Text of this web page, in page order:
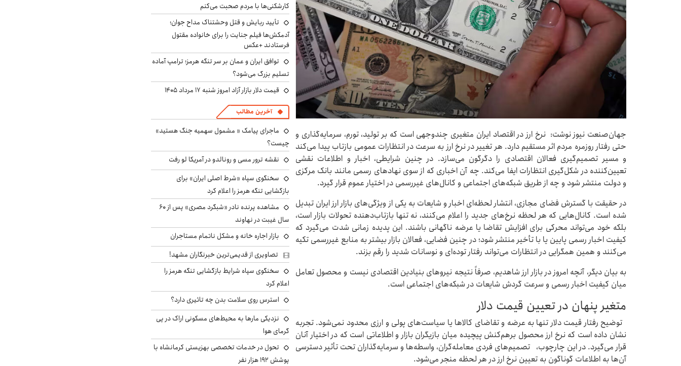
جهان‌صنعت نیوز نوشت: نرخ ارز در اقتصاد ایران متغیری چندوجهی است که بر تولید، تورم، سرمایه‌گذاری و
حتی رفتار روزمره مردم اثر مستقیم دارد. هر تغییر در نرخ ارز به سرعت در انتظارات عمومی بازتاب پیدا می‌کند
و مسیر تصمیم‌گیری فعالان اقتصادی را دگرگون می‌سازد. در چنین شرایطی، اخبار و اطلاعات نقشی
تعیین‌کننده در شکل‌گیری انتظارات ایفا می‌کند. چه آن اخباری که از سوی نهادهای رسمی مانند بانک مرکزی
و دولت منتشر شود و چه از طریق شبکه‌های اجتماعی و کانال‌های غیررسمی در اختیار عموم قرار گیرد.
در حقیقت با گسترش فضای مجازی، انتشار لحظه‌ای اخبار و شایعات به یکی از ویژگی‌های بازار ارز ایران تبدیل
شده است. کانال‌هایی که هر لحظه نرخ‌های جدید را اعلام می‌کنند، نه تنها بازتاب‌دهنده تحولات بازار است،
بلکه خود می‌تواند محرکی برای افزایش تقاضا یا عرضه ناگهانی باشند. این پدیده زمانی شدت می‌گیرد که
کیفیت اخبار رسمی پایین یا با تأخیر منتشر شود؛ در چنین فضایی، فعالان بازار بیشتر به منابع غیررسمی تکیه
می‌کنند و همین همگرایی در انتظارات می‌تواند رفتار توده‌ای و نوسانات شدید را رقم بزند.
به بیان دیگر، آنچه امروز در بازار ارز شاهدیم، صرفاً نتیجه نیروهای بنیادین اقتصادی نیست و محصول تعامل
میان کیفیت اخبار رسمی و سرعت گردش شایعات در شبکه‌های اجتماعی است.
متغیر پنهان در تعیین قیمت دلار
توضیح رفتار قیمت دلار تنها به عرضه و تقاضای کالاها یا سیاست‌های پولی و ارزی محدود نمی‌شود. تجربه
نشان داده است که نرخ ارز محصول برهم‌کنش پیچیده میان بازیگران بازار و اطلاعاتی است که در اختیار آنان
قرار می‌گیرد. در این چارچوب، تصمیم‌های فردی معامله‌گران، واسطه‌ها و سرمایه‌گذاران تحت تأثیر دسترسی
آن‌ها به اطلاعات گوناگون به تعیین نرخ ارز در هر لحظه منجر می‌شود.
کارشکنی‌ها با مردم صحبت می‌کنم
تأیید ربایش و قتل وحشتناک مداح جوان؛
آدمکش‌ها فیلم جنایت را برای خانواده مقتول
فرستادند +عکس
توافق ایران و عمان بر سر تنگه هرمز؛ ترامپ آماده
تسلیم بزرگ می‌شود؟
قیمت دلار بازار آزاد امروز شنبه ۱۷ مرداد ۱۴۰۵
آخرین مطالب
ماجرای پیامک « مشمول سهمیه جنگ هستید»
چیست؟
نقشه ترور مسی و رونالدو در آمریکا لو رفت
سخنگوی سپاه «شرط اصلی ایران» برای
بازگشایی تنگه هرمز را اعلام کرد
مشاهده پرنده نادر «شبگرد مصری» پس از ۶۰
سال غیبت در نهاوند
بازار اجاره خانه و مشکل ناتمام مستاجران
تصاویری از قدیمی‌ترین خبرنگاران مشهد!
سخنگوی سپاه شرایط بازگشایی تنگه هرمز را
اعلام کرد
استرس روی سلامت بدن چه تاثیری دارد؟
نزدیکی مارها به محیط‌های مسکونی اراک در پی
گرمای هوا
تحول در خدمات تخصصی بهزیستی کرمانشاه با
پوشش ۱۹۲ هزار نفر